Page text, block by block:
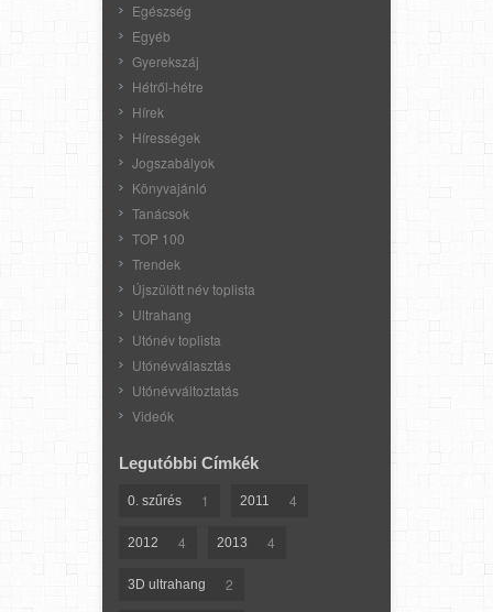
Egészség
Egyéb
Gyerekszáj
Hétről-hétre
Hírek
Hírességek
Jogszabályok
Könyvajánló
Tanácsok
TOP 100
Trendek
Újszülött név toplista
Ultrahang
Utónév toplista
Utónévválasztás
Utónévváltoztatás
Videók
Legutóbbi Címkék
0. szűrés 1 2011 4
2012 4 2013 4
3D ultrahang 2